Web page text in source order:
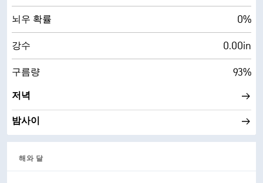
뇌우 확률 0%
강수 0.00in
구름량 93%
저녁
밤사이
해와 달